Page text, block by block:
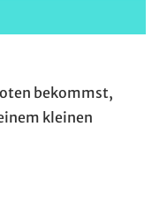
bekommst,
kleinen